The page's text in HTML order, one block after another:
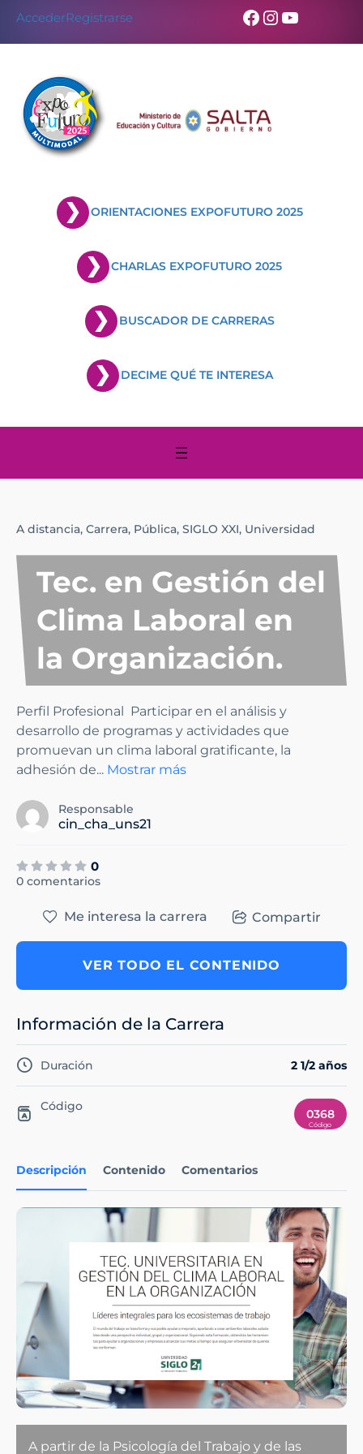
AccederRegistrarse Facebook
Instagram
YouTube
ORIENTACIONES EXPOFUTURO 2025
CHARLAS EXPOFUTURO 2025
BUSCADOR DE CARRERAS
DECIME QUÉ TE INTERESA
A distancia, Carrera, Pública, SIGLO XXI, Universidad
Tec. en Gestión del
Clima Laboral en
la Organización.
Perfil Profesional Participar en el análisis y
desarrollo de programas y actividades que
promuevan un clima laboral gratificante, la
adhesión de... Mostrar más
Responsable
cin_cha_uns21
0
0 comentarios
Descripción Contenido Comentarios
A partir de la Psicología del Trabajo y de las
Me interesa la carrera Compartir
VER TODO EL CONTENIDO
Información de la Carrera
Duración 2 1/2 años
Código
0368